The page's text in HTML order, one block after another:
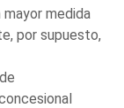
medida
por supuesto,